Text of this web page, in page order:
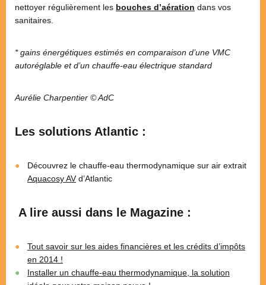
nettoyer régulièrement les bouches d’aération dans vos
sanitaires.
* gains énergétiques estimés en comparaison d’une VMC
autoréglable et d’un chauffe-eau électrique standard
Aurélie Charpentier © AdC
Les solutions Atlantic :
Découvrez le chauffe-eau thermodynamique sur air extrait
Aquacosy AV d’Atlantic
A lire aussi dans le Magazine :
Tout savoir sur les aides financières et les crédits d’impôts
en 2014 !
Installer un chauffe-eau thermodynamique, la solution